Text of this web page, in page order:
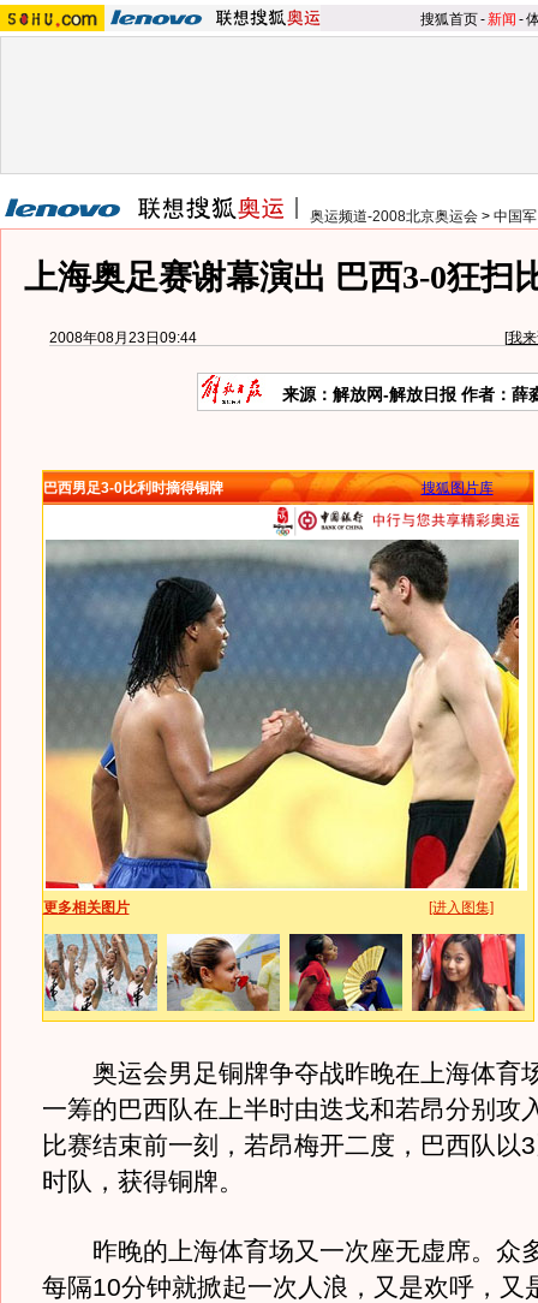
搜狐首页-新闻 -
奥运频道-2008北京奥运会 > 中国
上海奥足赛谢幕演出 巴西3-0狂扫
2008年08月23日09:44 [我
来源：解放网-解放日报 作者：薛
巴西男足3-0比利时摘得铜牌 搜狐图片库
更多相关图片 [进入图集]
奥运会男足铜牌争夺战昨晚在上海体育
一筹的巴西队在上半时由迭戈和若昂分别攻
比赛结束前一刻，若昂梅开二度，巴西队以
时队，获得铜牌。
昨晚的上海体育场又一次座无虚席。众
每隔10分钟就掀起一次人浪，又是欢呼，又